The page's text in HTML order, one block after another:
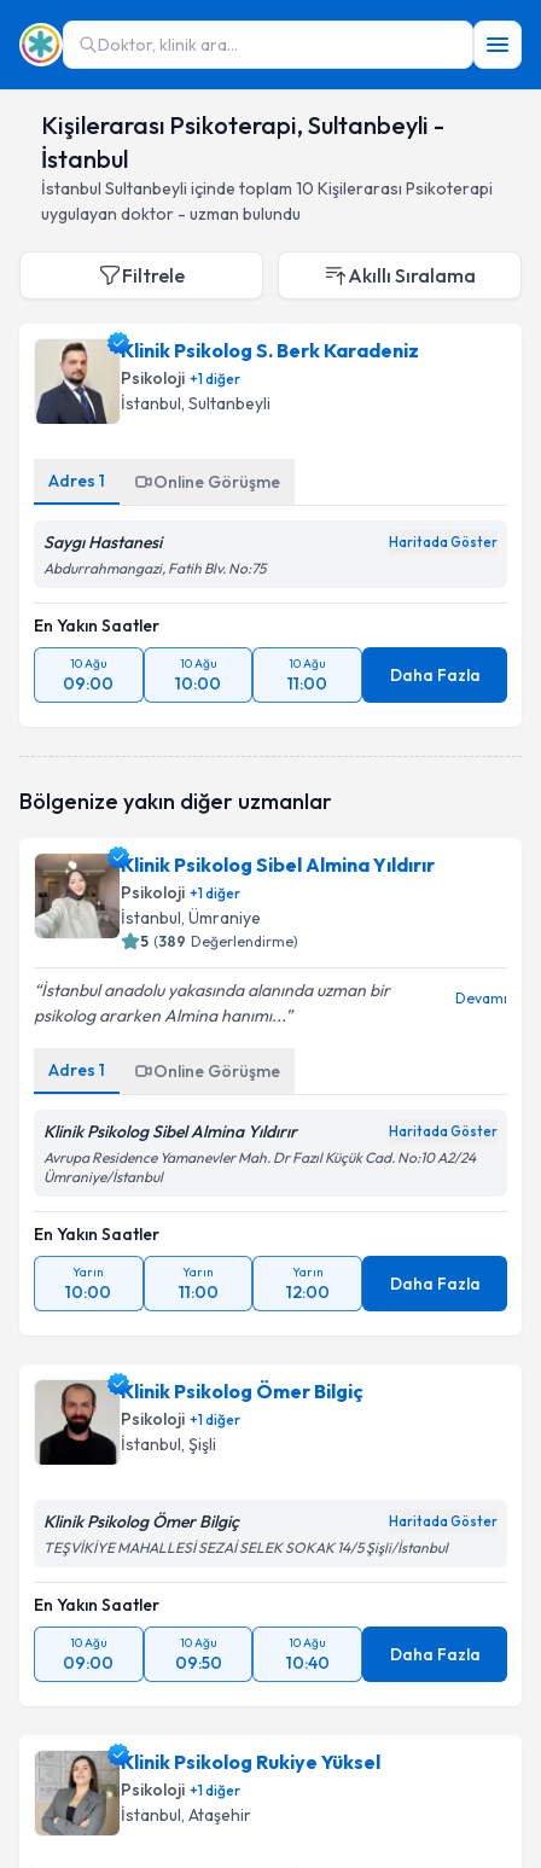
Doktor, klinik ara...
Kişilerarası Psikoterapi, Sultanbeyli -
İstanbul
İstanbul Sultanbeyli içinde toplam 10 Kişilerarası Psikoterapi
uygulayan doktor - uzman bulundu
Filtrele Akıllı Sıralama
Klinik Psikolog S. Berk Karadeniz
Psikoloji +1diğer
İstanbul, Sultanbeyli
Adres 1 Online Görüşme
Saygı Hastanesi Haritada Göster
Abdurrahmangazi, Fatih Blv. No:75
En Yakın Saatler
10 Ağu
09:00
10 Ağu
10:00
10 Ağu
11:00 Daha Fazla
Bölgenize yakın diğer uzmanlar
Klinik Psikolog Sibel Almina Yıldırır
Psikoloji +1diğer
İstanbul, Ümraniye
5 (389 Değerlendirme)
İstanbul anadolu yakasında alanında uzman bir
psikolog ararken Almina hanımı...
Devamı
Adres 1 Online Görüşme
Klinik Psikolog Sibel Almina Yıldırır Haritada Göster
Avrupa Residence Yamanevler Mah. Dr Fazıl Küçük Cad. No:10 A2/24
Ümraniye/İstanbul
En Yakın Saatler
Yarın
10:00
Yarın
11:00
Yarın
12:00 Daha Fazla
Klinik Psikolog Ömer Bilgiç
Psikoloji +1diğer
İstanbul, Şişli
Klinik Psikolog Ömer Bilgiç Haritada Göster
TEŞVİKİYE MAHALLESİ SEZAİ SELEK SOKAK 14/5 Şişli/İstanbul
En Yakın Saatler
10 Ağu
09:00
10 Ağu
09:50
10 Ağu
10:40 Daha Fazla
Klinik Psikolog Rukiye Yüksel
Psikoloji +1diğer
İstanbul, Ataşehir